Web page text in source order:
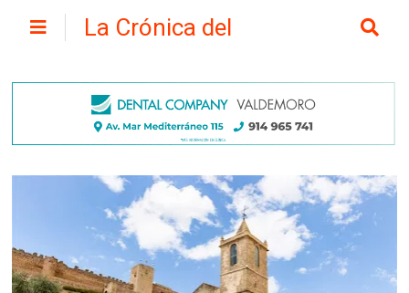
La Crónica del